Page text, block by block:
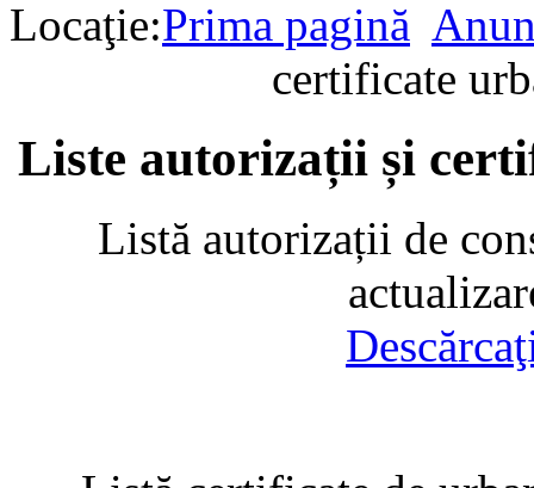
Locaţie:Prima pagină
certificate
Liste autorizații și
Listă autorizații de